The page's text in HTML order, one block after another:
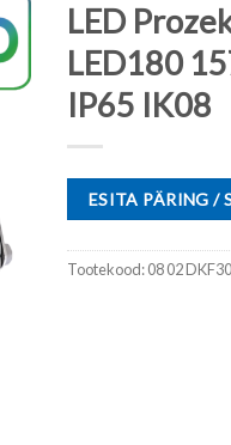
LED
LED180
IP65 IK08
ESITA PÄRING /
Tootekood:08 02